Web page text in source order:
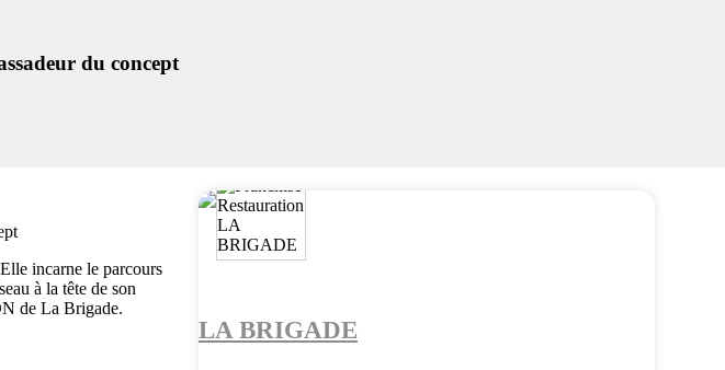
du concept
incarne le parcours
à la tête de son
de La Brigade.
LA BRIGADE